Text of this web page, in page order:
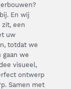
En wij
een
uw
totdat we
we
visueel,
ontwerp
Samen met